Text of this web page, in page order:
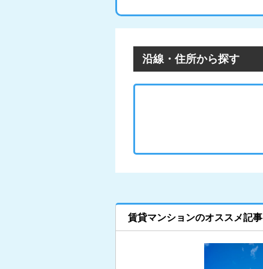
沿線・住所から探す
賃貸マンションのオススメ記事